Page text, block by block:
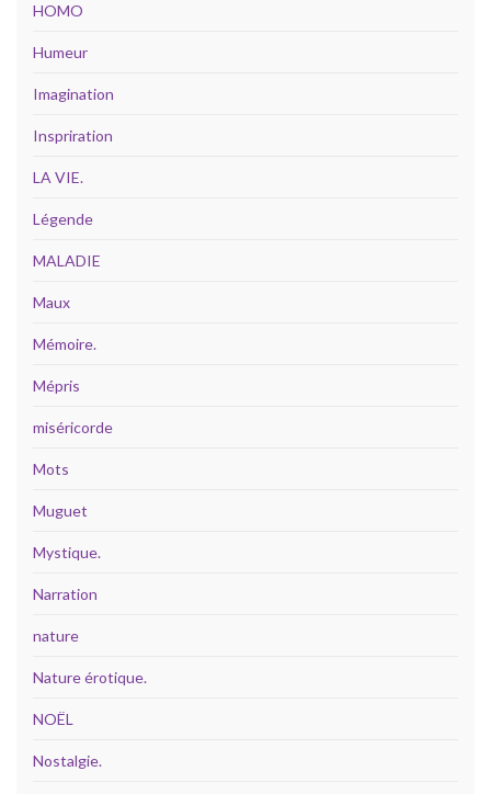
HOMO
Humeur
Imagination
Inspriration
LA VIE.
Légende
MALADIE
Maux
Mémoire.
Mépris
miséricorde
Mots
Muguet
Mystique.
Narration
nature
Nature érotique.
NOËL
Nostalgie.